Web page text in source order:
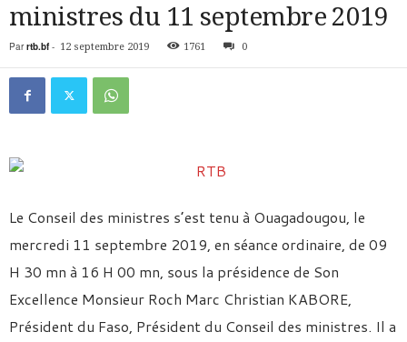
ministres du 11 septembre 2019
Par rtb.bf- 12 septembre 2019 1761 0
Le Conseil des ministres s’est tenu à Ouagadougou, le
mercredi 11 septembre 2019, en séance ordinaire, de 09
H 30 mn à 16 H 00 mn, sous la présidence de Son
Excellence Monsieur Roch Marc Christian KABORE,
Président du Faso, Président du Conseil des ministres. Il a